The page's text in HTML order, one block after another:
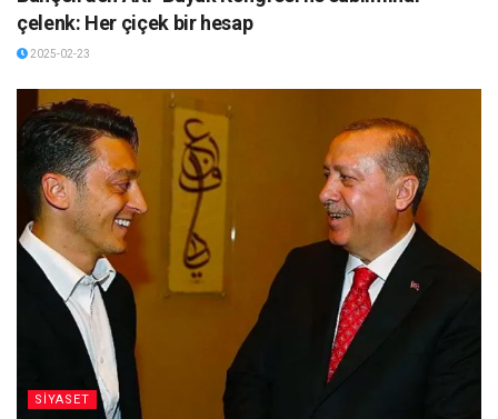
çelenk: Her çiçek bir hesap
2025-02-23
SİYASET